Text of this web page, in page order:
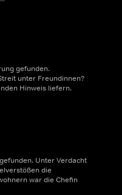
gefunden.
unter Freundinnen?
Hinweis liefern.
Unter Verdacht
die
war die Chefin